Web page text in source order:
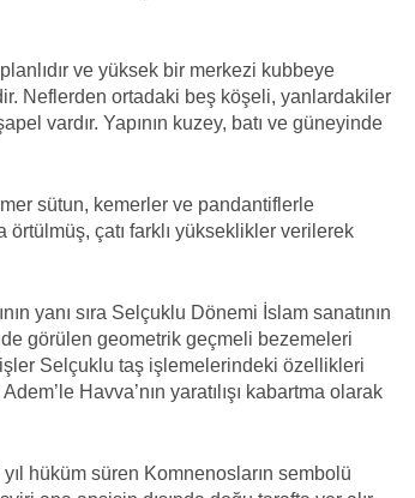
ve yüksek bir merkezi kubbeye
Neflerden ortadaki beş köşeli, yanlardakiler
vardır. Yapının kuzey, batı ve güneyinde
sütun, kemerler ve pandantiflerle
örtülmüş, çatı farklı yükseklikler verilerek
yanı sıra Selçuklu Dönemi İslam sanatının
görülen geometrik geçmeli bezemeleri
Selçuklu taş işlemelerindeki özellikleri
Havva’nın yaratılışı kabartma olarak
hüküm süren Komnenosların sembolü